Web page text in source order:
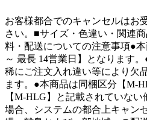
お客様都合でのキャンセルはお
さい。■サイズ・色違い・関連
料・配送についての注意事項●
～ 最長 14営業日】となります
稀にご注文入れ違い等により欠
ます。●本商品は同梱区分【M-
【M-HLG】と記載されていな
場合、システムの都合上キャン